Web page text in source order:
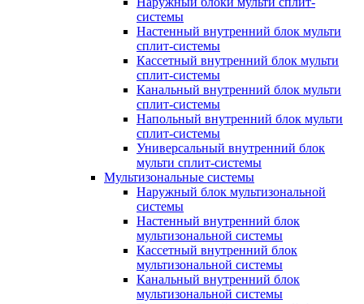
системы
Настенный внутренний блок мульти
сплит-системы
Кассетный внутренний блок мульти
сплит-системы
Канальный внутренний блок мульти
сплит-системы
Напольный внутренний блок мульти
сплит-системы
Универсальный внутренний блок
мульти сплит-системы
Мультизональные системы
Наружный блок мультизональной
системы
Настенный внутренний блок
мультизональной системы
Кассетный внутренний блок
мультизональной системы
Канальный внутренний блок
мультизональной системы